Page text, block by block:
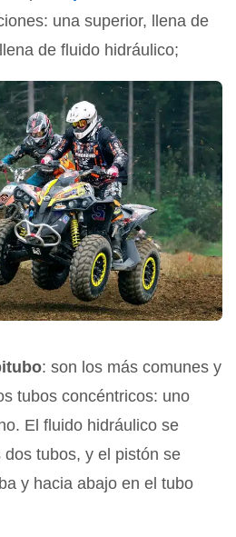
una superior, llena de
de fluido hidráulico;
: son los más comunes y
tubos concéntricos: uno
El fluido hidráulico se
tubos, y el pistón se
y hacia abajo en el tubo